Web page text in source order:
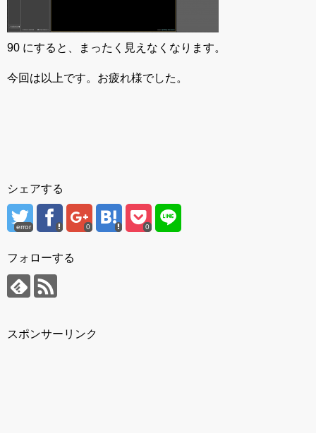
90 にすると、まったく見えなくなります。
今回は以上です。お疲れ様でした。
シェアする
error 0 0
フォローする
スポンサーリンク